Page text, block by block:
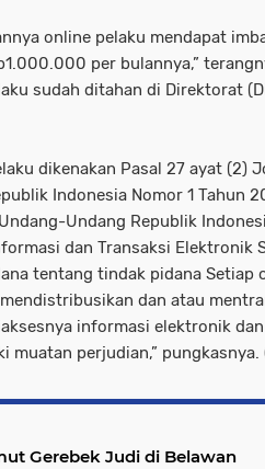
online pelaku mendapat
per bulannya,”
sudah ditahan di Direktorat
dikenakan Pasal 27 ayat (2)
Indonesia Nomor 1 Tahun
Undang Republik
dan Transaksi Elektronik
tentang tindak pidana Setiap
dan atau
informasi elektronik
muatan perjudian,” pungkasnya.
Gerebek Judi di Belawan